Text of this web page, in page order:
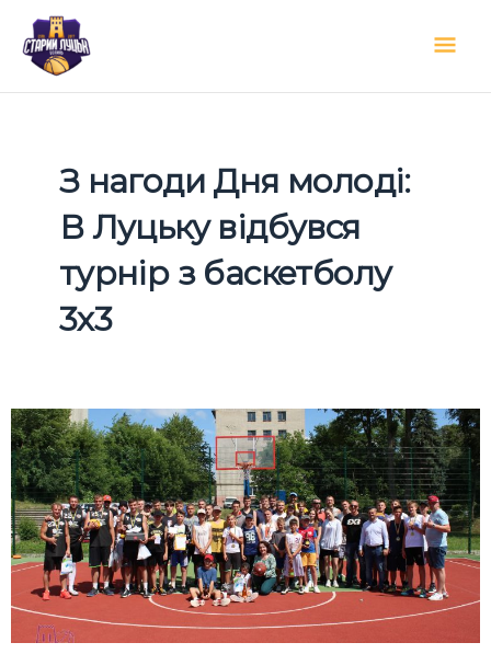
вмісту
З нагоди Дня молоді:
В Луцьку відбувся
турнір з баскетболу
3х3